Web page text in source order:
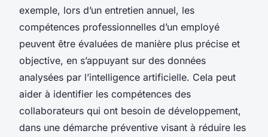
exemple, lors d’un entretien annuel, les
compétences professionnelles d’un employé
peuvent être évaluées de manière plus précise et
objective, en s’appuyant sur des données
analysées par l’intelligence artificielle. Cela peut
aider à identifier les compétences des
collaborateurs qui ont besoin de développement,
dans une démarche préventive visant à réduire les